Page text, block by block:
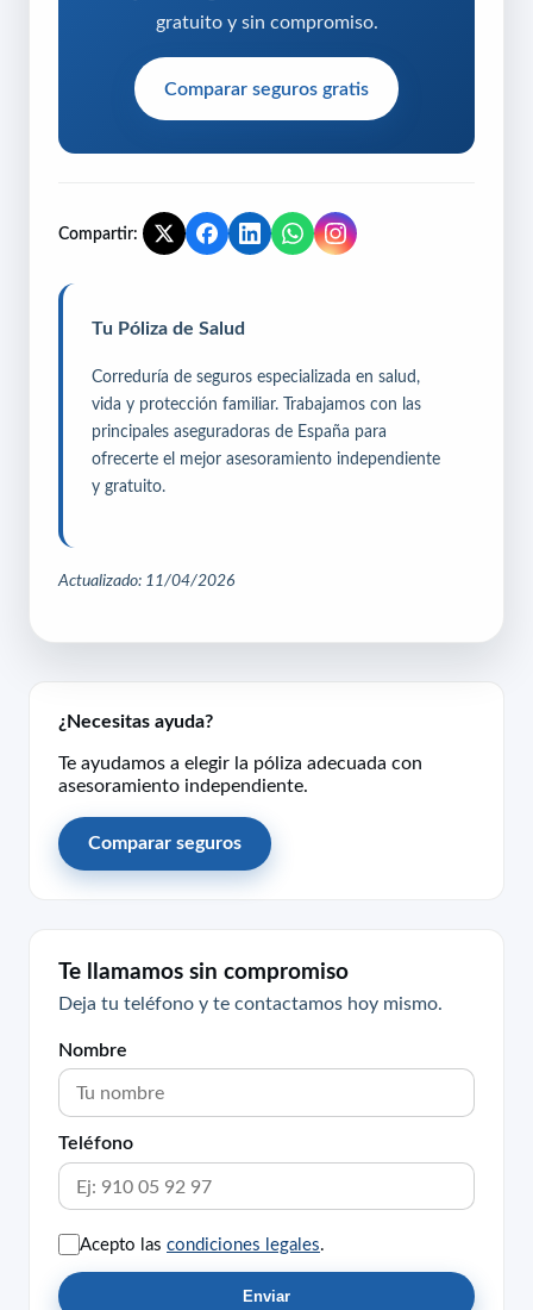
gratuito y sin compromiso.
Comparar seguros gratis
Compartir:
Tu Póliza de Salud
Correduría de seguros especializada en salud,
vida y protección familiar. Trabajamos con las
principales aseguradoras de España para
ofrecerte el mejor asesoramiento independiente
y gratuito.
Actualizado: 11/04/2026
¿Necesitas ayuda?
Te ayudamos a elegir la póliza adecuada con
asesoramiento independiente.
Comparar seguros
Te llamamos sin compromiso
Deja tu teléfono y te contactamos hoy mismo.
Nombre
Teléfono
Acepto las condiciones legales
Enviar